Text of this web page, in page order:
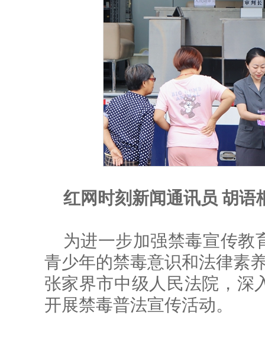
红网时刻新闻通讯员 胡语
为进一步加强禁毒宣传教
青少年的禁毒意识和法律素
张家界市中级人民法院，深
开展禁毒普法宣传活动。